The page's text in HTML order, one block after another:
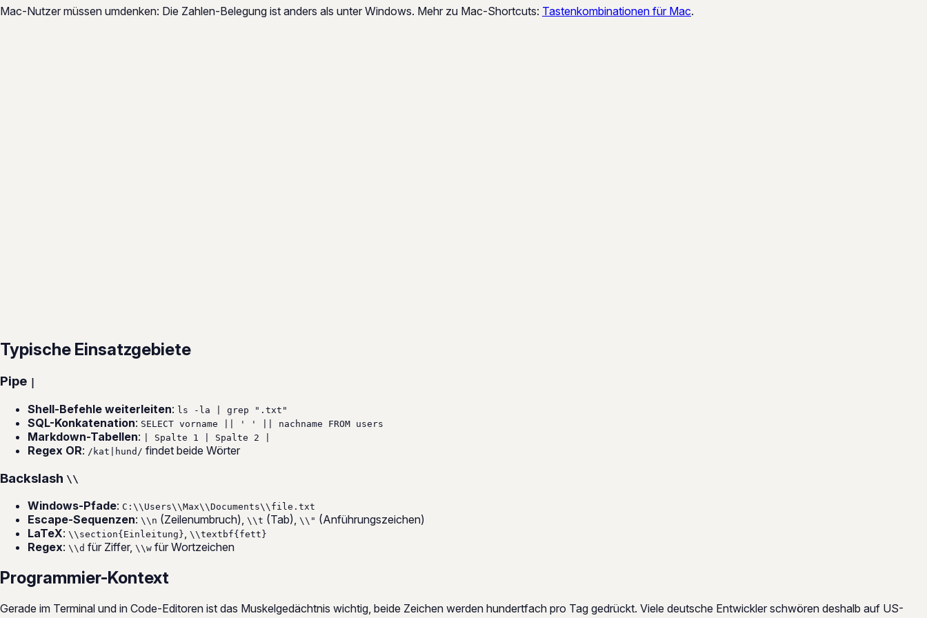
Mac-Nutzer müssen umdenken: Die Zahlen-Belegung ist anders als unter Windows. Mehr zu Mac-Shortcuts: Tastenkombinationen für Mac.
Typische Einsatzgebiete
Pipe |
Shell-Befehle weiterleiten: ls -la | grep ".txt"
SQL-Konkatenation: SELECT vorname || ' ' || nachname FROM users
Markdown-Tabellen: | Spalte 1 | Spalte 2 |
Regex OR: /kat|hund/ findet beide Wörter
Backslash \\
Windows-Pfade: C:\\Users\\Max\\Documents\\file.txt
Escape-Sequenzen: \\n (Zeilenumbruch), \\t (Tab), \\" (Anführungszeichen)
LaTeX: \\section{Einleitung}, \\textbf{fett}
Regex: \\d für Ziffer, \\w für Wortzeichen
Programmier-Kontext
Gerade im Terminal und in Code-Editoren ist das Muskelgedächtnis wichtig, beide Zeichen werden hundertfach pro Tag gedrückt. Viele deutsche Entwickler schwören deshalb auf US-